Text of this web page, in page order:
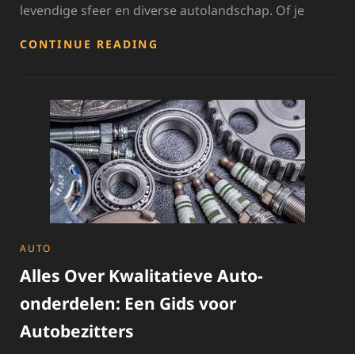
levendige sfeer en diverse autolandschap. Of je
CONTINUE READING
VAN
AUTO
ONDERDELEN
IN
GRONINGEN
CATEGORIES
AUTO
Alles Over Kwalitatieve Auto-
onderdelen: Een Gids voor
Autobezitters